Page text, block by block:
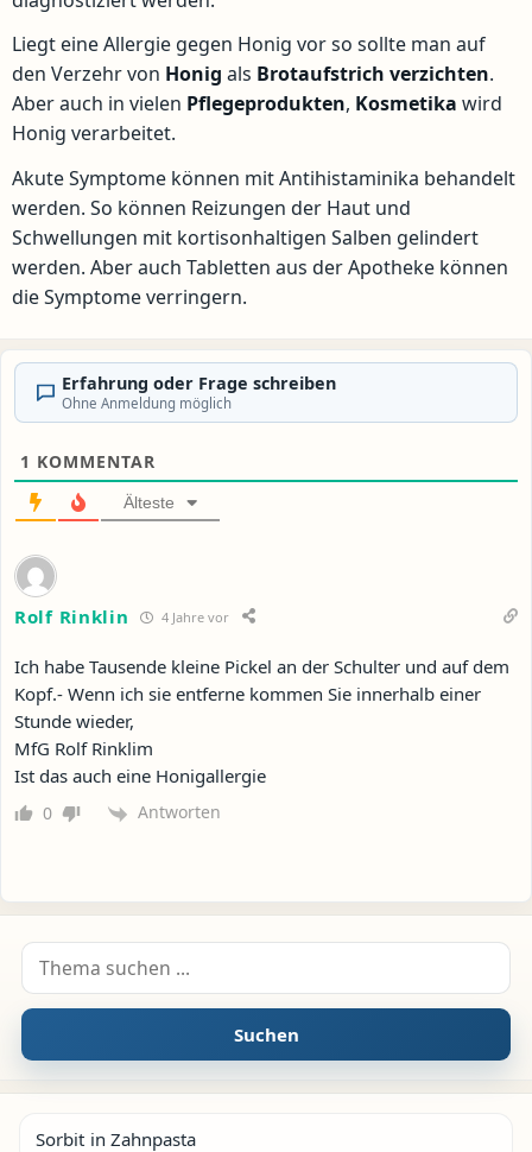
Liegt eine Allergie gegen Honig vor so sollte man auf
den Verzehr von Honig als Brotaufstrich verzichten.
Aber auch in vielen Pflegeprodukten, Kosmetika wird
Honig verarbeitet.
Akute Symptome können mit Antihistaminika behandelt
werden. So können Reizungen der Haut und
Schwellungen mit kortisonhaltigen Salben gelindert
werden. Aber auch Tabletten aus der Apotheke können
die Symptome verringern.
Erfahrung oder Frage schreiben
Ohne Anmeldung möglich
1 KOMMENTAR
Älteste
Rolf Rinklin 4 Jahre vor
Ich habe Tausende kleine Pickel an der Schulter und auf dem
Kopf.- Wenn ich sie entferne kommen Sie innerhalb einer
Stunde wieder,
MfG Rolf Rinklim
Ist das auch eine Honigallergie
0 Antworten
Suche nach:
Suchen
Sorbit in Zahnpasta